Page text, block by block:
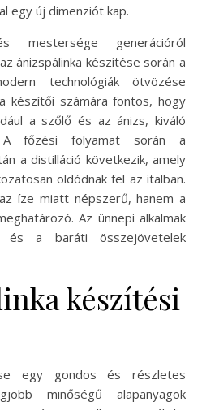
egy új dimenziót kap.
mestersége generációról
ánizspálinka készítése során a
technológiák ötvözése
készítői számára fontos, hogy
a szőlő és az ánizs, kiváló
A főzési folyamat során a
a distilláció következik, amely
oldódnak fel az italban.
íze miatt népszerű, hanem a
Az ünnepi alkalmak
és a baráti összejövetelek
készítési
egy gondos és részletes
minőségű alapanyagok